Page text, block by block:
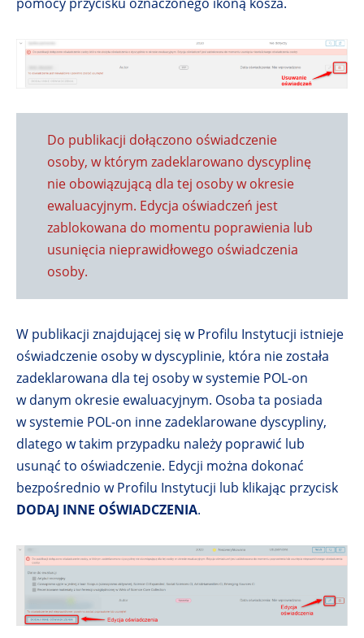
Do publikacji dołączono oświadczenie
osoby, w którym zadeklarowano dyscyplinę
nie obowiązującą dla tej osoby w okresie
ewaluacyjnym. Edycja oświadczeń jest
zablokowana do momentu poprawienia lub
usunięcia nieprawidłowego oświadczenia
osoby.
W publikacji znajdującej się w Profilu Instytucji istnieje
oświadczenie osoby w dyscyplinie, która nie została
zadeklarowana dla tej osoby w systemie POL-on
w danym okresie ewaluacyjnym. Osoba ta posiada
w systemie POL-on inne zadeklarowane dyscypliny,
dlatego w takim przypadku należy poprawić lub
usunąć to oświadczenie. Edycji można dokonać
bezpośrednio w Profilu Instytucji lub klikając przycisk
DODAJ INNE OŚWIADCZENIA.